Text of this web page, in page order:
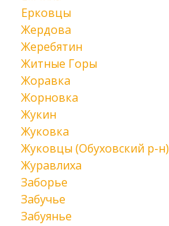
Ерковцы
Жердова
Жеребятин
Житные Горы
Жоравка
Жорновка
Жукин
Жуковка
Жуковцы (Обуховский р-н)
Журавлиха
Заборье
Забучье
Забуянье